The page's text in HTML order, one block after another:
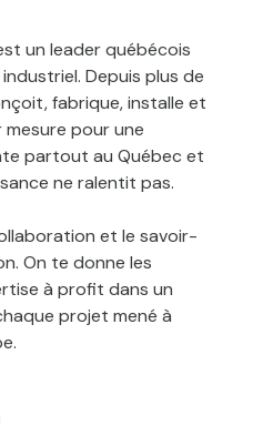
un leader québécois
Depuis plus de
fabrique, installe et
pour une
partout au Québec et
ne ralentit pas.
et le savoir-
On te donne les
à profit dans un
projet mené à